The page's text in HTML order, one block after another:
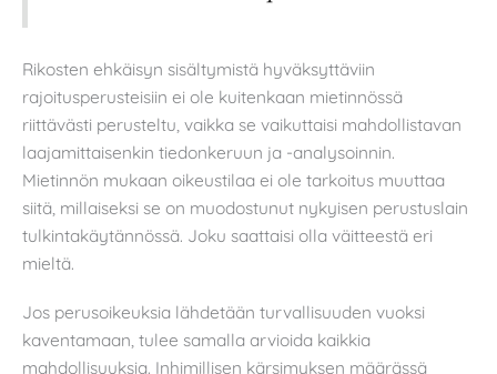
Rikosten ehkäisyn sisältymistä hyväksyttäviin
rajoitusperusteisiin ei ole kuitenkaan mietinnössä
riittävästi perusteltu, vaikka se vaikuttaisi mahdollistavan
laajamittaisenkin tiedonkeruun ja -analysoinnin.
Mietinnön mukaan oikeustilaa ei ole tarkoitus muuttaa
siitä, millaiseksi se on muodostunut nykyisen perustuslain
tulkintakäytännössä. Joku saattaisi olla väitteestä eri
mieltä.
Jos perusoikeuksia lähdetään turvallisuuden vuoksi
kaventamaan, tulee samalla arvioida kaikkia
mahdollisuuksia. Inhimillisen kärsimyksen määrässä